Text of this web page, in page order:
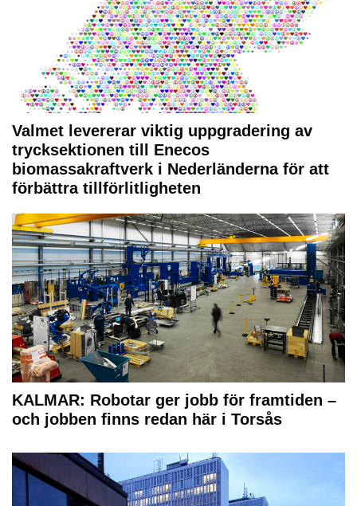
Valmet levererar viktig uppgradering av
trycksektionen till Enecos
biomassakraftverk i Nederländerna för att
förbättra tillförlitligheten
KALMAR: Robotar ger jobb för framtiden –
och jobben finns redan här i Torsås